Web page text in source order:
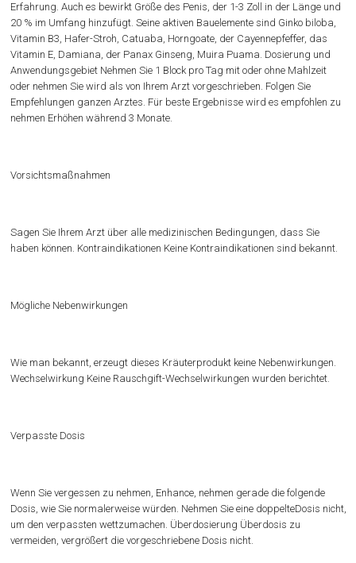
Erfahrung. Auch es bewirkt Größe des Penis, der 1-3 Zoll in der Länge und
20 % im Umfang hinzufügt. Seine aktiven Bauelemente sind Ginko biloba,
Vitamin B3, Hafer-Stroh, Catuaba, Horngoate, der Cayennepfeffer, das
Vitamin E, Damiana, der Panax Ginseng, Muira Puama. Dosierung und
Anwendungsgebiet Nehmen Sie 1 Block pro Tag mit oder ohne Mahlzeit
oder nehmen Sie wird als von Ihrem Arzt vorgeschrieben. Folgen Sie
Empfehlungen ganzen Arztes. Für beste Ergebnisse wird es empfohlen zu
nehmen Erhöhen während 3 Monate.
Vorsichtsmaßnahmen
Sagen Sie Ihrem Arzt über alle medizinischen Bedingungen, dass Sie
haben können. Kontraindikationen Keine Kontraindikationen sind bekannt.
Mögliche Nebenwirkungen
Wie man bekannt, erzeugt dieses Kräuterprodukt keine Nebenwirkungen.
Wechselwirkung Keine Rauschgift-Wechselwirkungen wurden berichtet.
Verpasste Dosis
Wenn Sie vergessen zu nehmen, Enhance, nehmen gerade die folgende
Dosis, wie Sie normalerweise würden. Nehmen Sie eine doppelteDosis nicht,
um den verpassten wettzumachen. Überdosierung Überdosis zu
vermeiden, vergrößert die vorgeschriebene Dosis nicht.